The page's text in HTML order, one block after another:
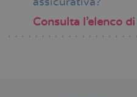
Consulta l’elenco